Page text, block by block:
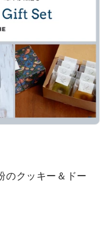
のクッキー＆ドー